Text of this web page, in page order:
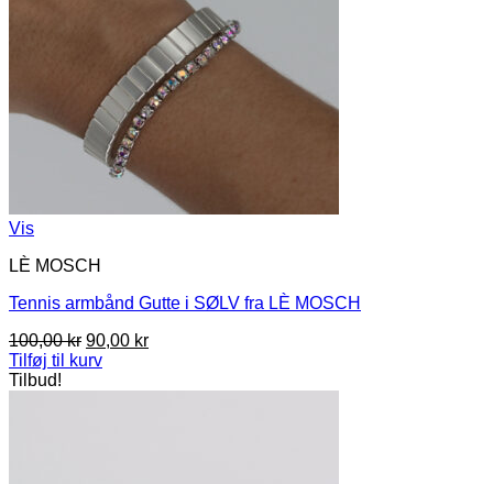
Vis
LÈ MOSCH
Tennis armbånd Gutte i SØLV fra LÈ MOSCH
100,00kr Den
oprindelige
90,00 krDen
Tilføj til kurv
Tilbud!